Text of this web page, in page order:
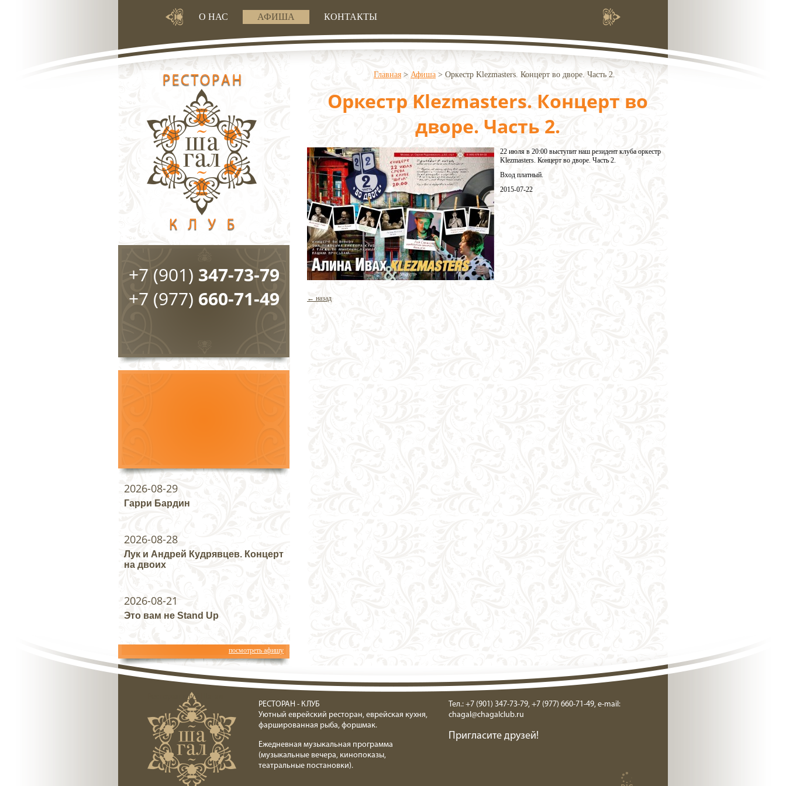
О НАС АФИША КОНТАКТЫ
Главная > Афиша > Оркестр Klezmasters. Концерт во дворе. Часть 2.
Оркестр Klezmasters. Концерт во
дворе. Часть 2.
22 июля в 20:00 выступит наш резидент клуба оркестр
Klezmasters. Концерт во дворе. Часть 2.
Вход платный.
2015-07-22
← назад
+7 (901) 347-73-79
+7 (977) 660-71-49
2026-08-29
Гарри Бардин
2026-08-28
Лук и Андрей Кудрявцев. Концерт
на двоих
2026-08-21
Это вам не Stand Up
посмотреть афишу
Ресторан клуб Шагал
РЕСТОРАН - КЛУБ
Уютный еврейский ресторан, еврейская кухня,
фаршированная рыба, форшмак.
Ежедневная музыкальная программа
(музыкальные вечера, кинопоказы,
театральные постановки).
Тел.: +7 (901) 347-73-79, +7 (977) 660-71-49, e-mail:
chagal@chagalclub.ru
Пригласите друзей!